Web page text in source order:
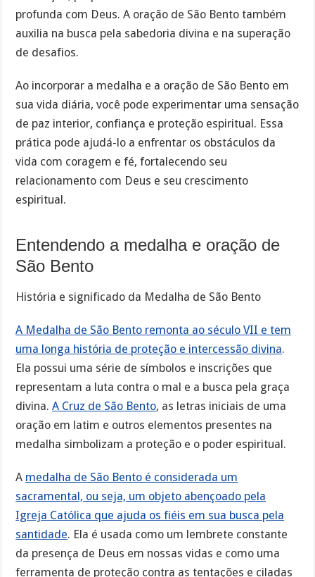
profunda com Deus. A oração de São Bento também
auxilia na busca pela sabedoria divina e na superação
de desafios.
Ao incorporar a medalha e a oração de São Bento em
sua vida diária, você pode experimentar uma sensação
de paz interior, confiança e proteção espiritual. Essa
prática pode ajudá-lo a enfrentar os obstáculos da
vida com coragem e fé, fortalecendo seu
relacionamento com Deus e seu crescimento
espiritual.
Entendendo a medalha e oração de
São Bento
História e significado da Medalha de São Bento
A Medalha de São Bento remonta ao século VII e tem
uma longa história de proteção e intercessão divina.
Ela possui uma série de símbolos e inscrições que
representam a luta contra o mal e a busca pela graça
divina.A Cruz de São Bento, as letras iniciais de uma
oração em latim e outros elementos presentes na
medalha simbolizam a proteção e o poder espiritual.
A medalha de São Bento é considerada um
sacramental, ou seja, um objeto abençoado pela
Igreja Católica que ajuda os fiéis em sua busca pela
santidade. Ela é usada como um lembrete constante
da presença de Deus em nossas vidas e como uma
ferramenta de proteção contra as tentações e ciladas